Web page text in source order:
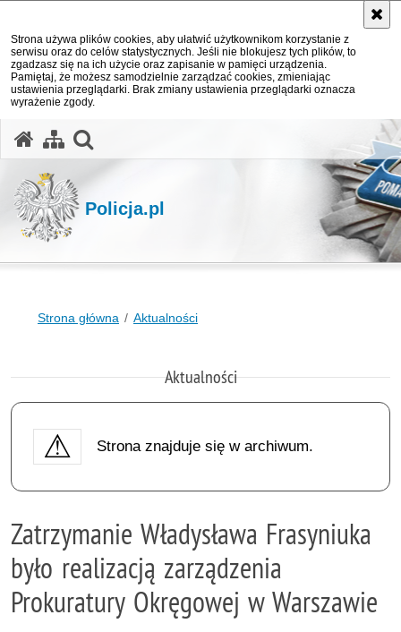
Strona używa plików cookies, aby ułatwić użytkownikom korzystanie z
serwisu oraz do celów statystycznych. Jeśli nie blokujesz tych plików, to
zgadzasz się na ich użycie oraz zapisanie w pamięci urządzenia.
Pamiętaj, że możesz samodzielnie zarządzać cookies, zmieniając
ustawienia przeglądarki. Brak zmiany ustawienia przeglądarki oznacza
wyrażenie zgody.
Policja.pl
Strona główna Aktualności
Aktualności
Strona znajduje się w archiwum.
Zatrzymanie Władysława Frasyniuka
było realizacją zarządzenia
Prokuratury Okręgowej w Warszawie